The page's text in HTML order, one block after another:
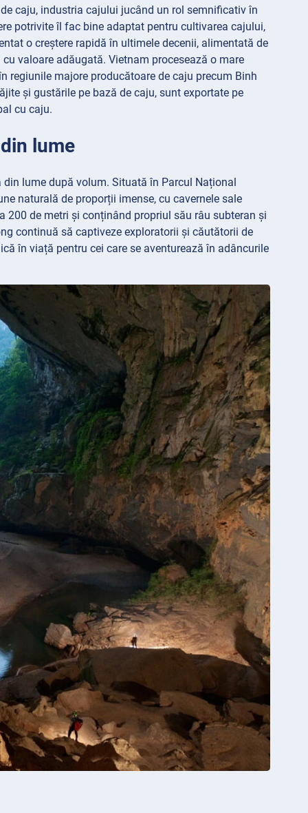
caju, industria cajului jucând un rol semnificativ în
potrivite îl fac bine adaptat pentru cultivarea cajului,
o creștere rapidă în ultimele decenii, alimentată de
valoare adăugată. Vietnam procesează o mare
regiunile majore producătoare de caju precum Binh
și gustările pe bază de caju, sunt exportate pe
cu caju.
lume
lume după volum. Situată în Parcul Național
naturală de proporții imense, cu cavernele sale
de metri și conținând propriul său râu subteran și
continuă să captiveze exploratorii și căutătorii de
în viață pentru cei care se aventurează în adâncurile